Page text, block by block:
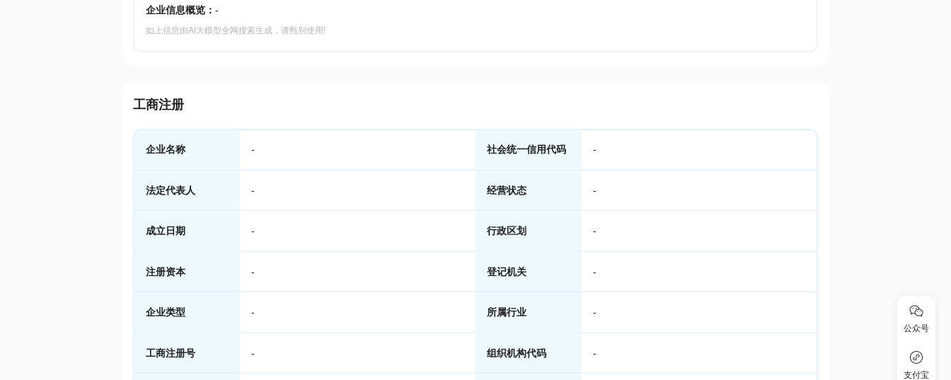
企业信息概览： -
如上信息由AI大模型全网搜索生成，请甄别使用!
工商注册
企业名称 - 社会统一信用代码 -
法定代表人 - 经营状态 -
成立日期 - 行政区划 -
注册资本 - 登记机关 -
企业类型 - 所属行业 -
工商注册号 - 组织机构代码 -
公众号
支付宝